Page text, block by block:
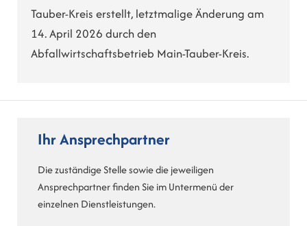
Tauber-Kreis erstellt, letztmalige Änderung am
14. April 2026 durch den
Abfallwirtschaftsbetrieb Main-Tauber-Kreis.
Ihr Ansprechpartner
Die zuständige Stelle sowie die jeweiligen
Ansprechpartner finden Sie im Untermenü der
einzelnen Dienstleistungen.